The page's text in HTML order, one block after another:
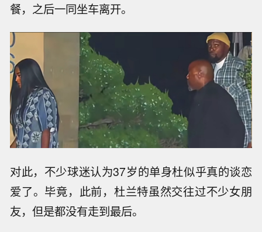
餐，之后一同坐车离开。
对此，不少球迷认为37岁的单身杜似乎真的谈恋
爱了。毕竟，此前， 杜兰特虽然交往过不少女朋
友，但是都没有走到最后。